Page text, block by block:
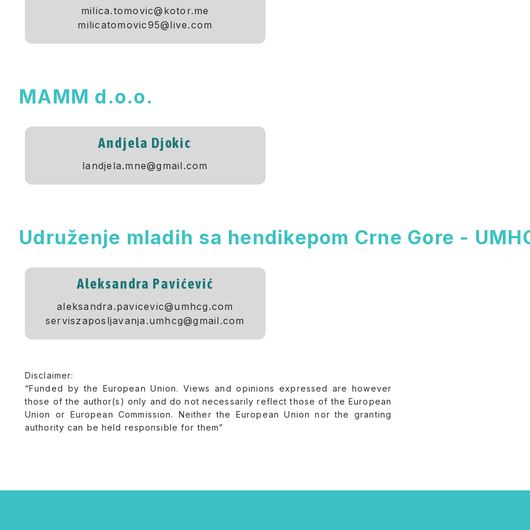
milica.tomovic@kotor.me
milicatomovic95@live.com
MAMM d.o.o.
Andjela Djokic
landjela.mne@gmail.com
Udruženje mladih sa hendikepom Crne Gore -
Aleksandra Pavićević
aleksandra.pavicevic@umhcg.com
serviszaposljavanja.umhcg@gmail.com
Disclaimer:
“Funded by the European Union. Views and opinions expressed are however
those of the author(s) only and do not necessarily reflect those of the European
Union or European Commission. Neither the European Union nor the granting
authority can be held responsible for them”